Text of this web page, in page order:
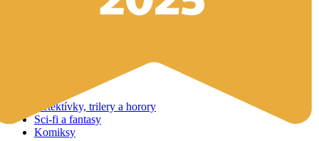
Detektívky, trilery a horory
Sci-fi a fantasy
Komiksy